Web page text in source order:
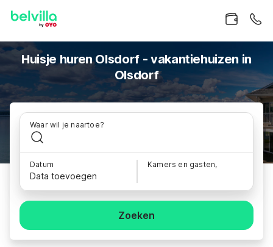
Huisje huren Olsdorf - vakantiehuizen in
Olsdorf
Waar wil je naartoe?
Datum
Data toevoegen
Kamers en gasten,
Zoeken